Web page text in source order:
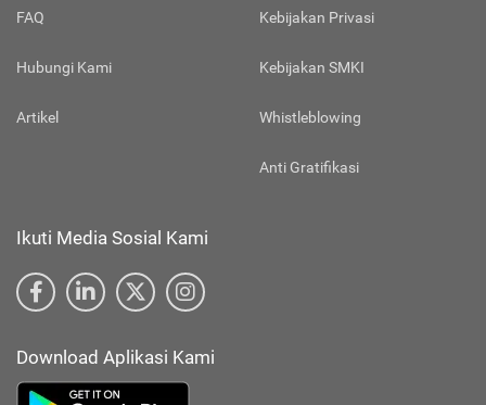
FAQ
Hubungi Kami
Artikel
Kebijakan Privasi
Kebijakan SMKI
Whistleblowing
Anti Gratifikasi
Ikuti Media Sosial Kami
Download Aplikasi Kami